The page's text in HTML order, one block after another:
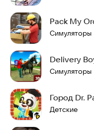
Pack My
Симуляторы
Delivery
Симуляторы
Город Dr.
Детские